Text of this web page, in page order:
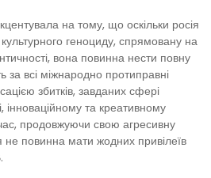
на тому, що оскільки росія
геноциду, спрямовану на
вона повинна нести повну
за всі міжнародно протиправні
збитків, завданих сфері
інноваційному та креативному
продовжуючи свою агресивну
не повинна мати жодних привілеїв